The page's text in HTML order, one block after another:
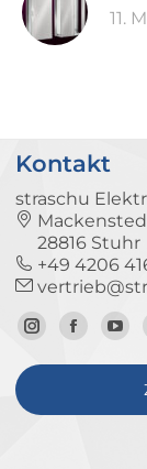
11.
Kontakt
straschu
28816 Stuhr
+49 4206
Zum
Instagram-
Zur